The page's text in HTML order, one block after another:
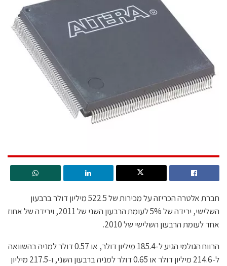
חברת אלטרה הכריזה על מכירות של 522.5 מיליון דולר ברבעון
השלישי, ירידה של 5% לעומת הרבעון השני של 2011, וירידה של אחוז
אחד לעומת הרבעון השלישי של 2010.
הרווח הגולמי הגיע ל-185.4 מיליון דולר, או 0.57 דולר למניה בהשוואה
ל-214.6 מיליון דולר או 0.65 דולר למניה ברבעון השני, ו-217.5 מיליון